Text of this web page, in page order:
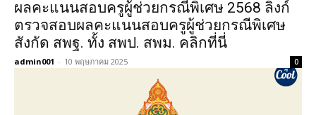
ผลคะแนนสอบครูผู้ช่วยกรณีพิเศษ 2568 ลิงก์
ตรวจสอบผลคะแนนสอบครูผู้ช่วยกรณีพิเศษ
สังกัด สพฐ. ทั้ง สพป. สพม. คลิกที่นี่
admin001 - 10 พฤษภาคม 2025 0